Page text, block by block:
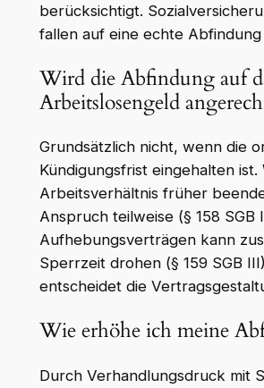
berücksichtigt.
fallen auf eine echte Abfindung
Wird die Abfindung auf
Arbeitslosengeld
Grundsätzlich nicht, wenn die
Kündigungsfrist eingehalten ist.
Arbeitsverhältnis früher
Anspruch teilweise (§ 158 SGB
Aufhebungsverträgen kann
Sperrzeit drohen (§ 159 SGB
entscheidet die
Wie erhöhe ich meine
Durch Verhandlungsdruck mit